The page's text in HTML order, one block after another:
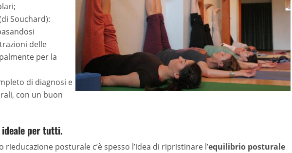
Souchard):
delle
per la
di diagnosi e
con un buon
ideale per tutti.
posturale c’è spesso l’idea di ripristinare l’equilibrio posturale